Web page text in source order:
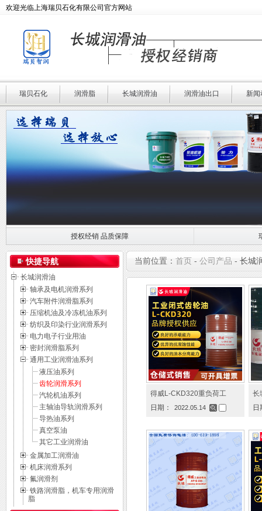
欢迎光临上海瑞贝石化有限公司官方网站
瑞贝石化 润滑脂 长城润滑油 润滑油出口 新闻
授权经销 品质保障
授权经销 品质保障
瑞贝石化 专业润滑
快捷导航
长城润滑油
轴承及电机润滑系列
汽车附件润滑脂系列
压缩机油及冷冻机油系列
纺织及印染行业润滑系列
电力电子行业用油
密封润滑脂系列
通用工业润滑油系列
液压油系列
齿轮润滑系列
汽轮机油系列
主轴油导轨润滑系列
导热油系列
真空泵油
其它工业润滑油
金属加工润滑油
机床润滑系列
氟润滑剂
铁路润滑脂，机车专用润滑
脂
当前位置： 首页 - 公司产品 - 长城
得威L-CKD320重负荷工
日期：
2022.05.14
长
日